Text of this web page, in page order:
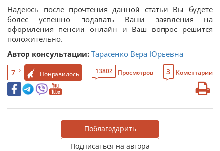
Надеюсь после прочтения данной статьи Вы будете
более успешно подавать Ваши заявления на
оформления пенсии онлайн и Ваш вопрос решится
положительно.
Автор консультации: Тарасенко Вера Юрьевна
7 Понравилось 13802 Просмотров 3 Коментарии
Поблагодарить
Подписаться на автора